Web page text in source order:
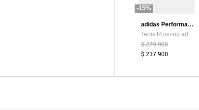
-15%
adidas Performance
$ 279.900
$ 237.900